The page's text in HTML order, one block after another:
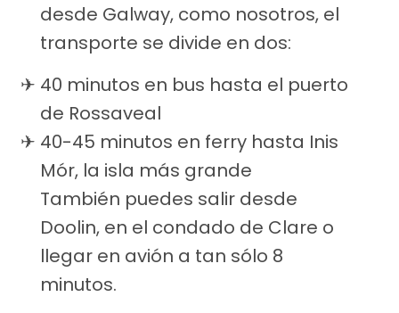
desde Galway, como nosotros, el
transporte se divide en dos:
40 minutos en bus hasta el puerto
de Rossaveal
40-45 minutos en ferry hasta Inis
Mór, la isla más grande
También puedes salir desde
Doolin, en el condado de Clare o
llegar en avión a tan sólo 8
minutos.